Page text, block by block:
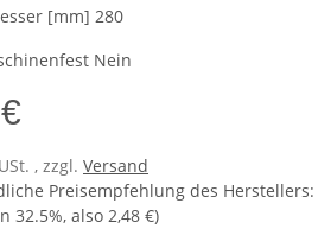
[mm] 280
Nein
, zzgl. Versand
Preisempfehlung des Herstellers:
32.5%, also 2,48 €)